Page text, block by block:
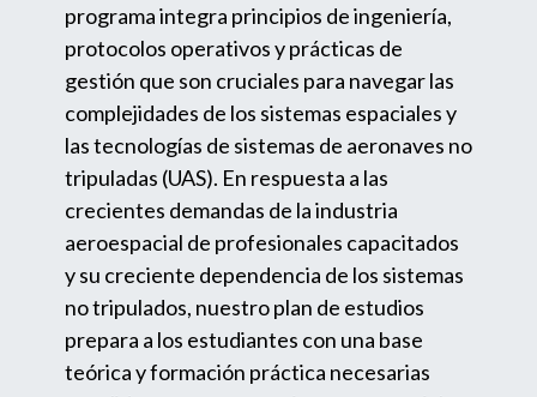
programa integra principios de ingeniería,
protocolos operativos y prácticas de
gestión que son cruciales para navegar las
complejidades de los sistemas espaciales y
las tecnologías de sistemas de aeronaves no
tripuladas (UAS). En respuesta a las
crecientes demandas de la industria
aeroespacial de profesionales capacitados
y su creciente dependencia de los sistemas
no tripulados, nuestro plan de estudios
prepara a los estudiantes con una base
teórica y formación práctica necesarias